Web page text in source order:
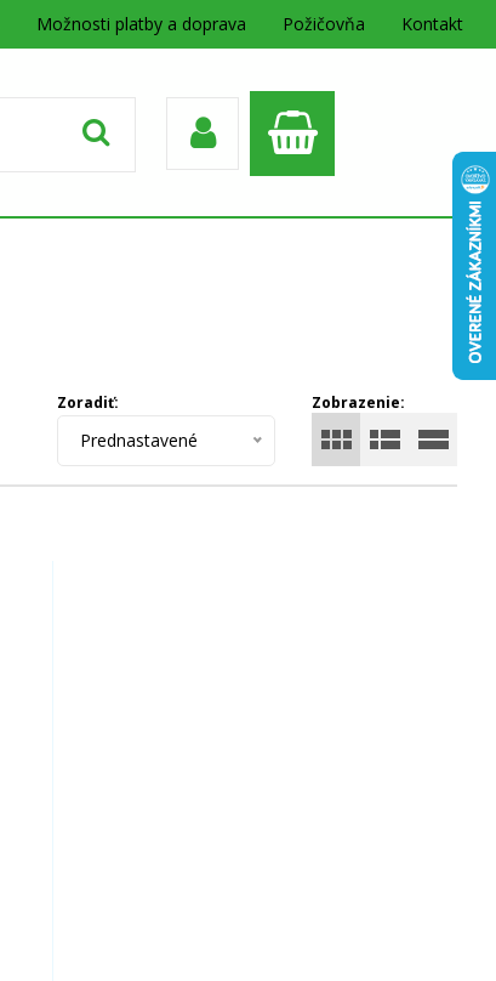
Možnosti platby a doprava Požičovňa Kontakt
Zobrazenie:
Zoradiť:
Prednastavené